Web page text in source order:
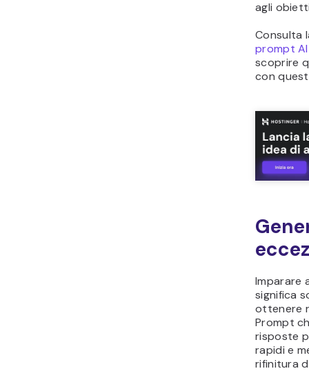
agli
Consulta
prompt
scoprire
con
Imparare
significa
ottenere
Prompt
risposte
rapidi e
rifinitura